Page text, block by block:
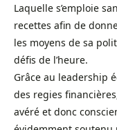
Laquelle s’emploie
recettes afin de
les moyens de sa
défis de l’heure.
Grâce au leadership
des regies
avéré et donc